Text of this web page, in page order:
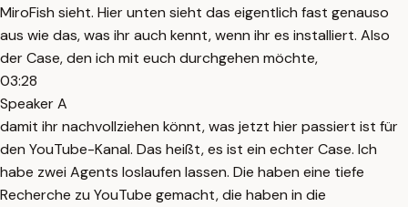
MiroFish sieht. Hier unten sieht das eigentlich fast genauso
aus wie das, was ihr auch kennt, wenn ihr es installiert. Also
der Case, den ich mit euch durchgehen möchte,
03:28
Speaker A
damit ihr nachvollziehen könnt, was jetzt hier passiert ist für
den YouTube-Kanal. Das heißt, es ist ein echter Case. Ich
habe zwei Agents loslaufen lassen. Die haben eine tiefe
Recherche zu YouTube gemacht, die haben in die